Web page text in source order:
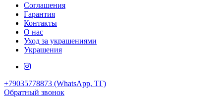
Соглашения
Гарантия
Контакты
О нас
Уход за украшениями
Украшения
+79035778873 (WhatsApp, ТГ)
Обратный звонок